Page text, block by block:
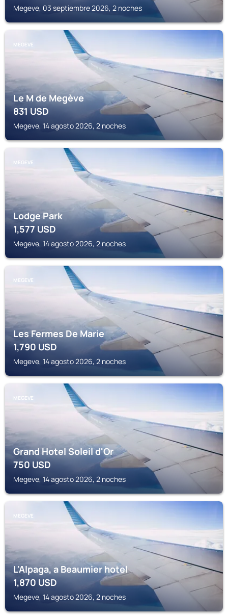
Megeve, 03 septiembre 2026, 2 noches
MEGEVE
Le M de Megève
831USD
Megeve, 14 agosto 2026, 2 noches
MEGEVE
Lodge Park
1,577USD
Megeve, 14 agosto 2026, 2 noches
MEGEVE
Les Fermes De Marie
1,790USD
Megeve, 14 agosto 2026, 2 noches
MEGEVE
Grand Hotel Soleil d'Or
750USD
Megeve, 14 agosto 2026, 2 noches
MEGEVE
L'Alpaga, a Beaumier hotel
1,870USD
Megeve, 14 agosto 2026, 2 noches